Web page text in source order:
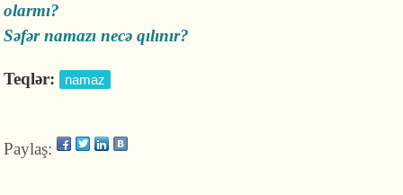
olarmı?
Səfər namazı necə qılınır?
Teqlər: namaz
Paylaş: